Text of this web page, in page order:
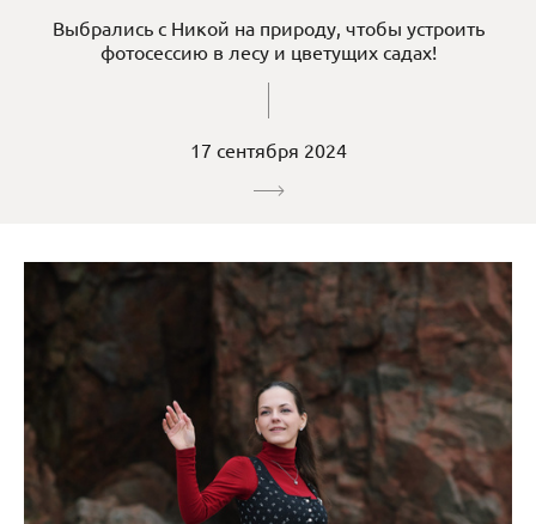
Выбрались с Никой на природу, чтобы устроить
фотосессию в лесу и цветущих садах!
17 сентября 2024